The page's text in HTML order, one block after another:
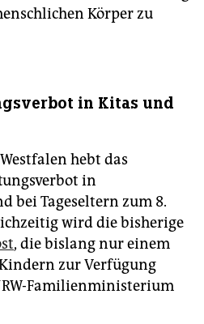
Körper zu
in Kitas und
hebt das
in
bei Tageseltern zum 8.
wird die bisherige
, die bislang nur einem
zur Verfügung
Familienministerium